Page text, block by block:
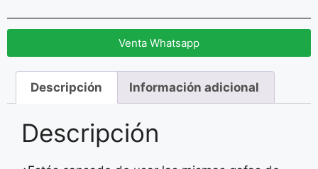
Venta Whatsapp
Descripción Información adicional
Descripción